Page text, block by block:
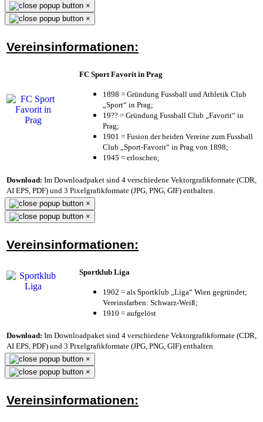
×
×
Vereinsinformationen:
FC Sport Favorit in Prag
1898 = Gründung Fussball und Athletik Club
„Sport“ in Prag;
19?? = Gründung Fussball Club „Favorit“ in
Prag;
1901 = Fusion der beiden Vereine zum Fussball
Club „Sport-Favorit“ in Prag von 1898;
1945 = erloschen;
Download: Im Downloadpaket sind 4 verschiedene Vektorgrafikformate (CDR,
AI EPS, PDF) und 3 Pixelgrafikformate (JPG, PNG, GIF) enthalten.
×
×
Vereinsinformationen:
Sportklub Liga
1902 = als Sportklub „Liga“ Wien gegründet;
Vereinsfarben: Schwarz-Weiß;
1910 = aufgelöst
Download: Im Downloadpaket sind 4 verschiedene Vektorgrafikformate (CDR,
AI EPS, PDF) und 3 Pixelgrafikformate (JPG, PNG, GIF) enthalten.
×
×
Vereinsinformationen: